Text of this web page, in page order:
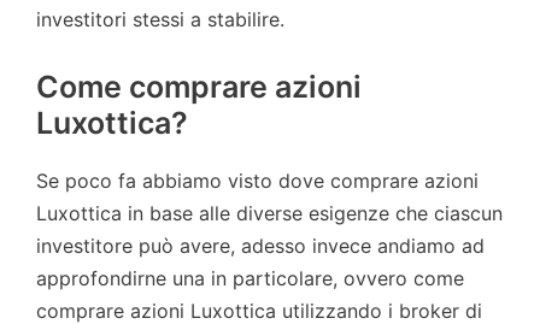
investitori stessi a stabilire.
Come comprare azioni
Luxottica?
Se poco fa abbiamo visto dove comprare azioni
Luxottica in base alle diverse esigenze che ciascun
investitore può avere, adesso invece andiamo ad
approfondirne una in particolare, ovvero come
comprare azioni Luxottica utilizzando i broker di